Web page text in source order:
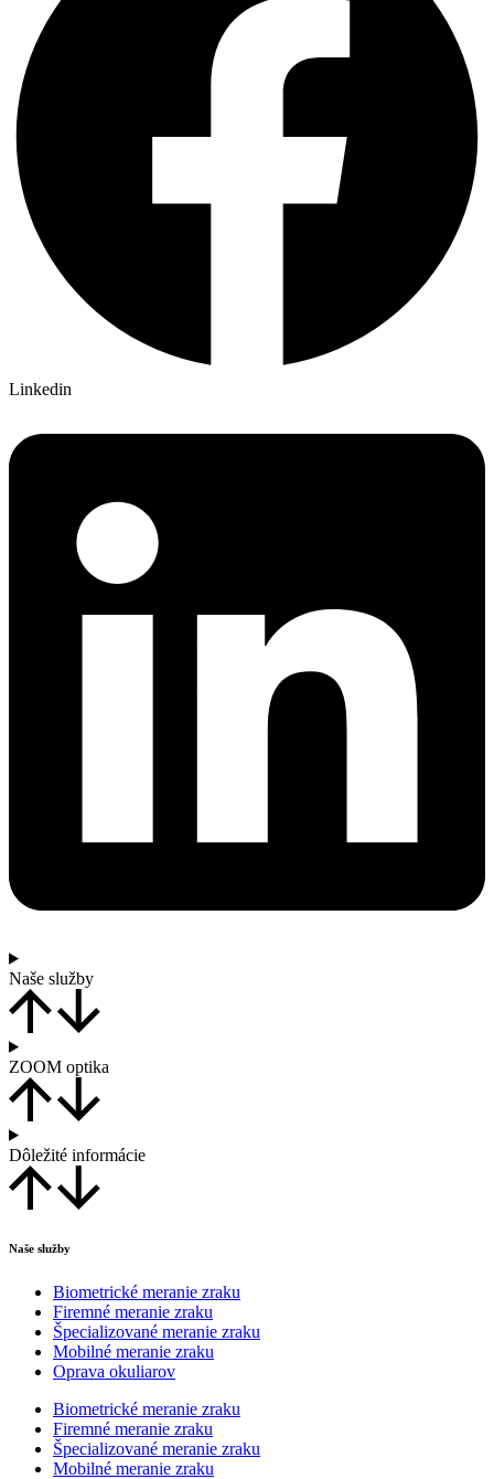
Linkedin
Naše služby
ZOOM optika
Dôležité informácie
Naše služby
Biometrické meranie zraku
Firemné meranie zraku
Špecializované meranie zraku
Mobilné meranie zraku
Oprava okuliarov
Biometrické meranie zraku
Firemné meranie zraku
Špecializované meranie zraku
Mobilné meranie zraku